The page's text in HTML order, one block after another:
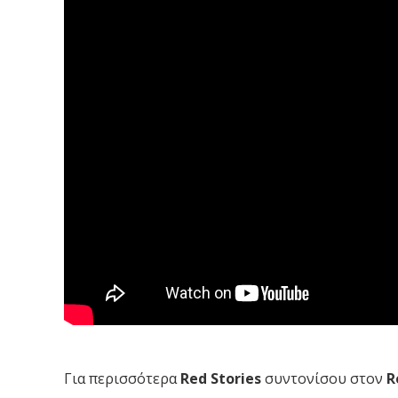
Για περισσότεραRed Storiesσυντονίσου στον